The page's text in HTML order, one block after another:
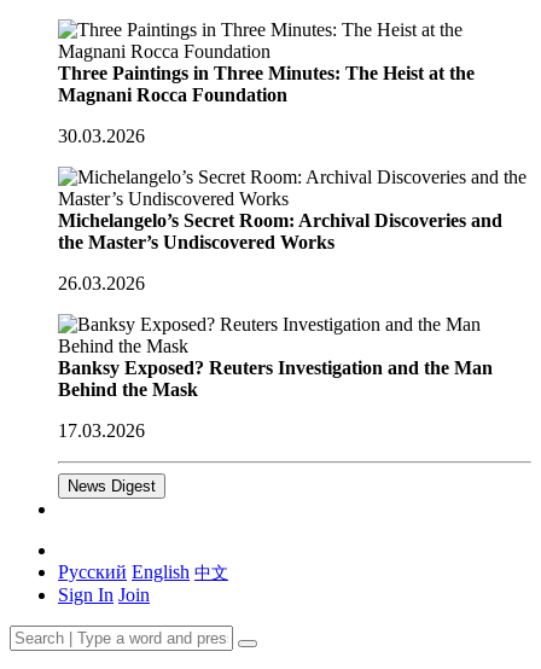
Three Paintings in Three Minutes: The Heist at the
Magnani Rocca Foundation
30.03.2026
Michelangelo’s Secret Room: Archival Discoveries and
the Master’s Undiscovered Works
26.03.2026
Banksy Exposed? Reuters Investigation and the Man
Behind the Mask
17.03.2026
News Digest
Русский English 中文
Sign In Join